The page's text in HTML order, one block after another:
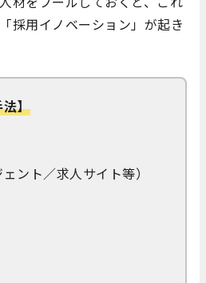
採用イノベーション」が起き
】
ント／求人サイト等）